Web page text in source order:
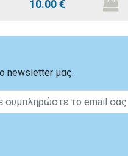
10.00€
newsletter μας.